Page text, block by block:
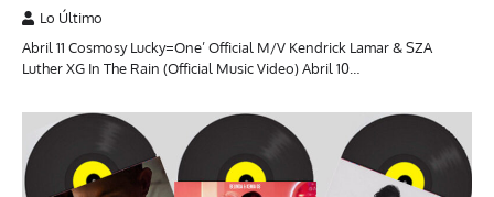
Lo Último
Abril 11 Cosmosy Lucky=One’ Official M/V Kendrick Lamar & SZA
Luther XG In The Rain (Official Music Video) Abril 10…